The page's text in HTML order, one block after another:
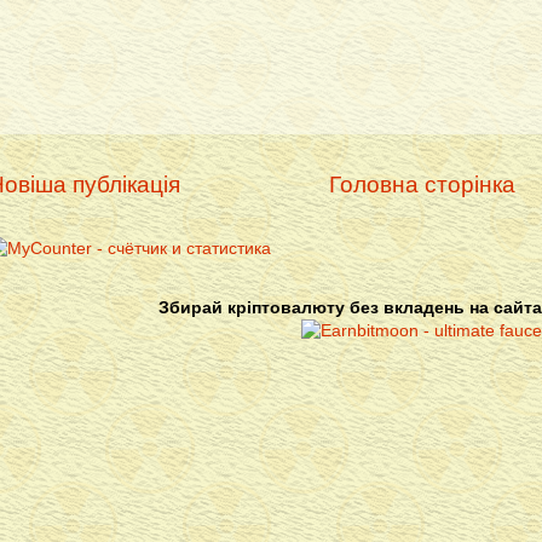
публікація Головна сторінка
Збирай кріптовалюту без вкладень на